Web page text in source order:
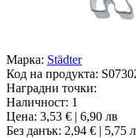
Марка: Städter
Код на продукта:
Наградни точки:
Наличност: 1
Цена: 3,53 € | 6,90 лв
Без данък: 2,94 € | 5,75